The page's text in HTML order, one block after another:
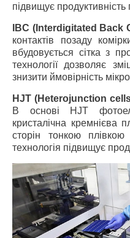
підвищує продуктивність
IBC (Interdigitated Back
контактів позаду
вбудовується сітка з
технології дозволяє
знизити ймовірність
HJT (Heterojunction
В основі HJT
кристалічна кремнієва
сторін тонкою
технологія підвищує